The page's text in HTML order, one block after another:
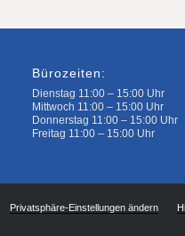
Bürozeiten:
Dienstag 11:00 – 15:00 Uhr
Mittwoch 11:00 – 15:00 Uhr
Donnerstag 11:00 – 15:00 Uhr
Freitag 11:00 – 15:00 Uhr
Privatsphäre-Einstellungen ändern